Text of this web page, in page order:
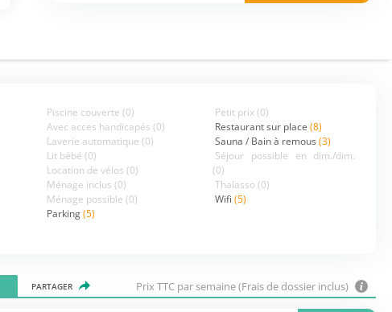
Piscine couverte (0)
Avec acces handicapés (0)
Laverie automatique (0)
Lit bébé (0)
Location de vélos (0)
Ménage inclus (0)
Ménage possible (0)
Parking(5)
Petit prix(0)
Restaurant sur place(8)
Sauna / Bain à remous(3)
Séjour possible en dim./dim.
(0)
Thalasso(0)
Wifi(5)
PARTAGER Prix TTC par semaine (Frais de dossier inclus)